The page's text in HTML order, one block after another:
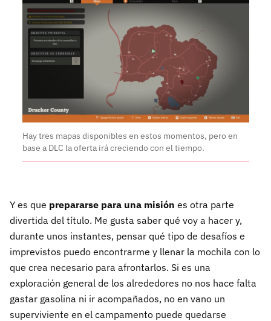
Hay tres mapas disponibles en estos momentos, pero en
base a DLC la oferta irá creciendo con el tiempo.
Y es que prepararse para una misión es otra parte
divertida del título. Me gusta saber qué voy a hacer y,
durante unos instantes, pensar qué tipo de desafíos e
imprevistos puedo encontrarme y llenar la mochila con lo
que crea necesario para afrontarlos. Si es una
exploración general de los alrededores no nos hace falta
gastar gasolina ni ir acompañados, no en vano un
superviviente en el campamento puede quedarse